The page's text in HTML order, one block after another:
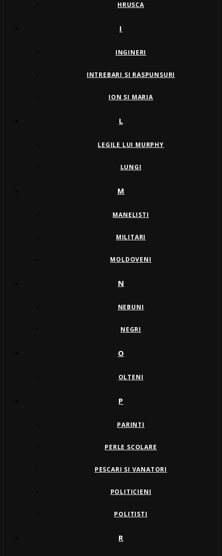
HRUSCA
I
INGINERI
INTREBARI SI RASPUNSURI
ION SI MARIA
L
LEGILE LUI MURPHY
LUNGI
M
MANELISTI
MILITARI
MOLDOVENI
N
NEBUNI
NEGRI
O
OLTENI
P
PARINTI
PERLE SCOLARE
PESCARI SI VANATORI
POLITICIENI
POLITISTI
R